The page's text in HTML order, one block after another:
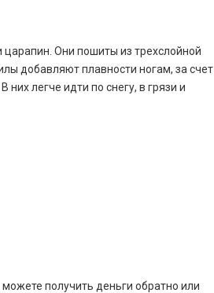
Они пошиты из трехслойной
добавляют плавности ногам, за счет
них легче идти по снегу, в грязи и
получить деньги обратно или